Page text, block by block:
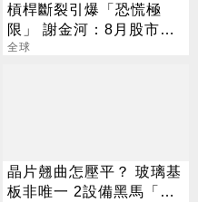
槓桿斷裂引爆「恐慌極
限」 謝金河：8月股市得
看「這2檔」
全球
晶片翹曲怎壓平？ 玻璃基
板非唯一 2設備黑馬「防